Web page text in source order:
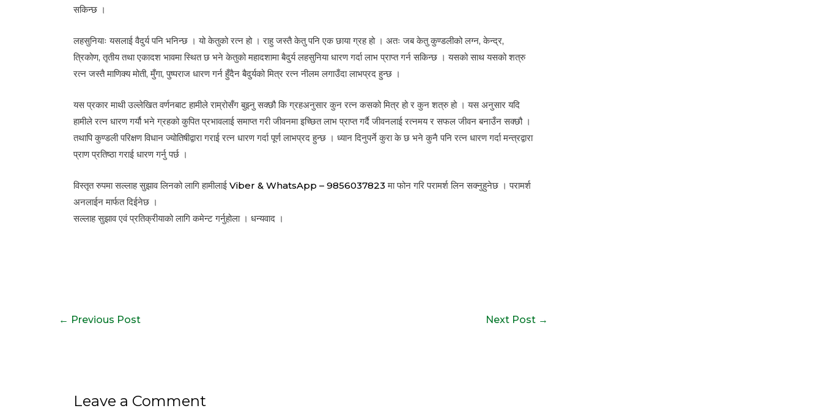
सकिन्छ ।
लहसुनियाः यसलाई वैदुर्य पनि भनिन्छ । यो केतुको रत्न हो । राहु जस्तै केतु पनि एक छाया ग्रह हो । अतः जब केतु कुण्डलीको लग्न, केन्द्र,
त्रिकोण, तृतीय तथा एकादश भावमा स्थित छ भने केतुको महादशामा बैदुर्य लहसुनिया धारण गर्दा लाभ प्राप्त गर्न सकिन्छ । यसको साथ यसको शत्रु
रत्न जस्तै माणिक्य मोती, मुँगा, पुष्पराज धारण गर्न हुँदैन बैदुर्यको मित्र रत्न नीलम लगाउँदा लाभप्रद हुन्छ ।
यस प्रकार माथी उल्लेखित वर्णनबाट हामीले राम्रोसँग बुझ्नु सक्छौ कि ग्रहअनुसार कुन रत्न कसको मित्र हो र कुन शत्रु हो । यस अनुसार यदि
हामीले रत्न धारण गर्यौ भने ग्रहको कुपित प्रभावलाई समाप्त गरी जीवनमा इच्छित लाभ प्राप्त गर्दै जीवनलाई रत्नमय र सफल जीवन बनाउँन सक्छौ ।
तथापि कुण्डली परिक्षण विधान ज्योतिषीद्वारा गराई रत्न धारण गर्दा पूर्ण लाभप्रद हुन्छ । ध्यान दिनुपर्ने कुरा के छ भने कुनै पनि रत्न धारण गर्दा मन्त्रद्वारा
प्राण प्रतिष्ठा गराई धारण गर्नु पर्छ ।
विस्तृत रुपमा सल्लाह सुझाव लिनको लागि हामीलाईViber & WhatsApp – 9856037823 मा फोन गरि परामर्श लिन सक्नुहुनेछ । परामर्श
अनलाईन मार्फत दिईनेछ ।
सल्लाह सुझाव एवं प्रतिक्रीयाको लागि कमेन्ट गर्नुहोला । धन्यवाद ।
← Previous Post Next Post →
Leave a Comment